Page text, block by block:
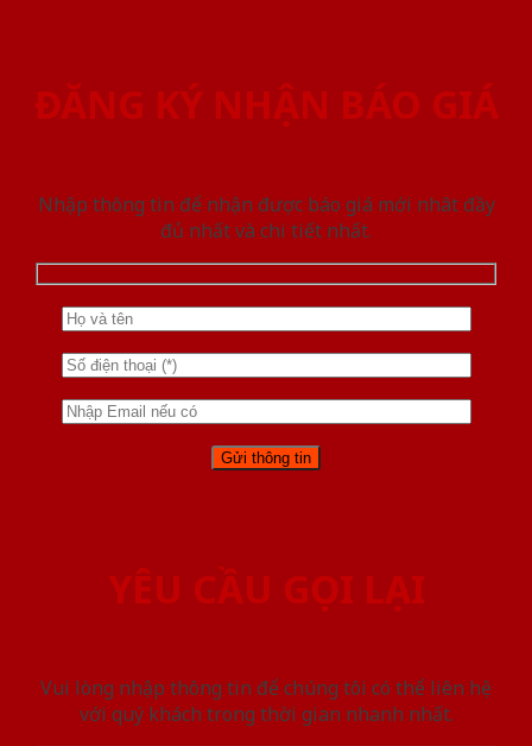
ĐĂNG KÝ NHẬN BÁO GIÁ
Nhập thông tin để nhận được báo giá mới nhât đầy
đủ nhất và chi tiết nhất.
YÊU CẦU GỌI LẠI
Vui lòng nhập thông tin để chúng tôi có thể liên hệ
với quý khách trong thời gian nhanh nhất.